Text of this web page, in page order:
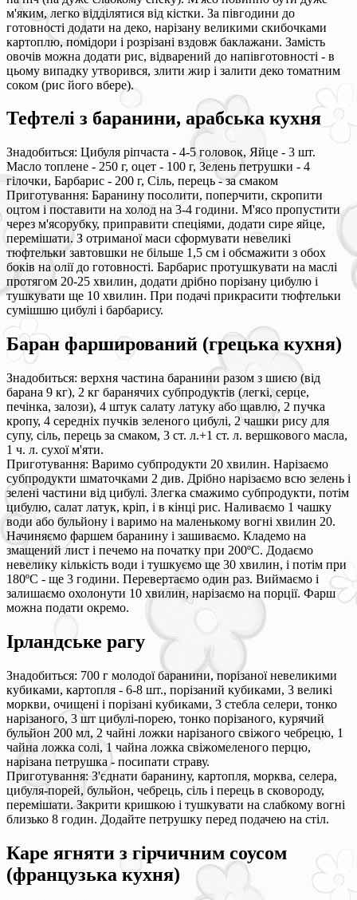
м'яким, легко відділятися від кістки. За півгодини до
готовності додати на деко, нарізану великими скибочками
картоплю, помідори і розрізані вздовж баклажани. Замість
овочів можна додати рис, відварений до напівготовності - в
цьому випадку утворився, злити жир і залити деко томатним
соком (рис його вбере).
Тефтелі з баранини, арабська кухня
Знадобиться: Цибуля ріпчаста - 4-5 головок, Яйце - 3 шт.
Масло топлене - 250 г, оцет - 100 г, Зелень петрушки - 4
гілочки, Барбарис - 200 г, Сіль, перець - за смаком
Приготування: Баранину посолити, поперчити, скропити
оцтом і поставити на холод на 3-4 години. М'ясо пропустити
через м'ясорубку, приправити спеціями, додати сире яйце,
перемішати. З отриманої маси сформувати невеликі
тюфтельки завтовшки не більше 1,5 см і обсмажити з обох
боків на олії до готовності. Барбарис протушкувати на маслі
протягом 20-25 хвилин, додати дрібно порізану цибулю і
тушкувати ще 10 хвилин. При подачі прикрасити тюфтельки
сумішшю цибулі і барбарису.
Баран фарширований (грецька кухня)
Знадобиться: верхня частина баранини разом з шиєю (від
барана 9 кг), 2 кг баранячих субпродуктів (легкі, серце,
печінка, залози), 4 штук салату латуку або щавлю, 2 пучка
кропу, 4 середніх пучків зеленого цибулі, 2 чашки рису для
супу, сіль, перець за смаком, 3 ст. л.+1 ст. л. вершкового масла,
1 ч. л. сухої м'яти.
Приготування: Варимо субпродукти 20 хвилин. Нарізаємо
субпродукти шматочками 2 див. Дрібно нарізаємо всю зелень і
зелені частини від цибулі. Злегка смажимо субпродукти, потім
цибулю, салат латук, кріп, і в кінці рис. Наливаємо 1 чашку
води або бульйону і варимо на маленькому вогні хвилин 20.
Начиняємо фаршем баранину і зашиваємо. Кладемо на
змащений лист і печемо на початку при 200ºС. Додаємо
невелику кількість води і тушкуємо ще 30 хвилин, і потім при
180ºС - ще 3 години. Перевертаємо один раз. Виймаємо і
залишаємо охолонути 10 хвилин, нарізаємо на порції. Фарш
можна подати окремо.
Ірландське рагу
Знадобиться: 700 г молодої баранини, порізаної невеликими
кубиками, картопля - 6-8 шт., порізаний кубиками, 3 великі
моркви, очищені і порізані кубиками, 3 стебла селери, тонко
нарізаного, 3 шт цибулі-порею, тонко порізаного, курячий
бульйон 200 мл, 2 чайні ложки нарізаного свіжого чебрецю, 1
чайна ложка солі, 1 чайна ложка свіжомеленого перцю,
нарізана петрушка - посипати страву.
Приготування: З'єднати баранину, картопля, морква, селера,
цибуля-порей, бульйон, чебрець, сіль і перець в сковороду,
перемішати. Закрити кришкою і тушкувати на слабкому вогні
близько 8 годин. Додайте петрушку перед подачею на стіл.
Каре ягняти з гірчичним соусом
(французька кухня)